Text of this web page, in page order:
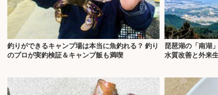
釣りができるキャンプ場は本当に魚釣れる？ 釣り
のプロが実釣検証＆キャンプ飯も満喫
琵琶湖の「南湖
水質改善と外来